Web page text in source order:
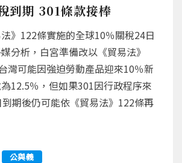
到期 301條款接棒
》122條實施的全球10％關稅24日
分析，白宮準備改以《貿易法》
灣可能因強迫勞動產品迎來10％新
12.5％，但如果301因行政程序來
期後仍可能依《貿易法》122條再
公與義